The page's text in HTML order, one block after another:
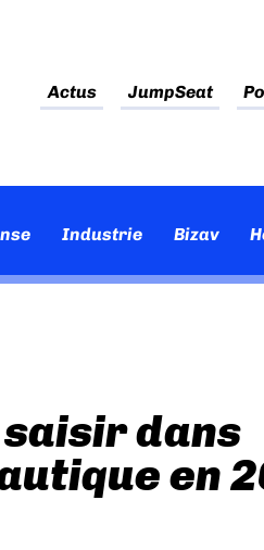
Actus JumpSeat
Industrie Bizav
dans
en